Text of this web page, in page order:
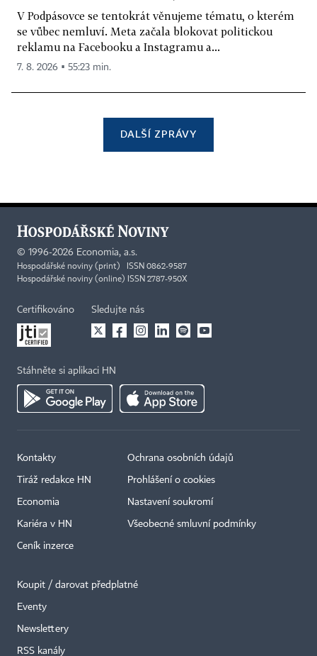
V Podpásovce se tentokrát věnujeme tématu, o kterém
se vůbec nemluví. Meta začala blokovat politickou
reklamu na Facebooku a Instagramu a...
7. 8. 2026 ▪ 55:23 min.
DALŠÍ ZPRÁVY
© 1996-2026 Economia, a.s.
Hospodářské noviny (print) ISSN 0862-9587
Hospodářské noviny (online) ISSN 2787-950X
Certifikováno Sledujte nás
Stáhněte si aplikaci HN
Kontakty
Tiráž redakce HN
Economia
Kariéra v HN
Ceník inzerce
Ochrana osobních údajů
Prohlášení o cookies
Nastavení soukromí
Všeobecné smluvní podmínky
Koupit / darovat předplatné
Eventy
Newslettery
RSS kanály